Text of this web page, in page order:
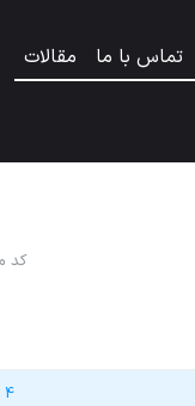
تماس با ما
مقالات
کد
4 قسط ماهانه